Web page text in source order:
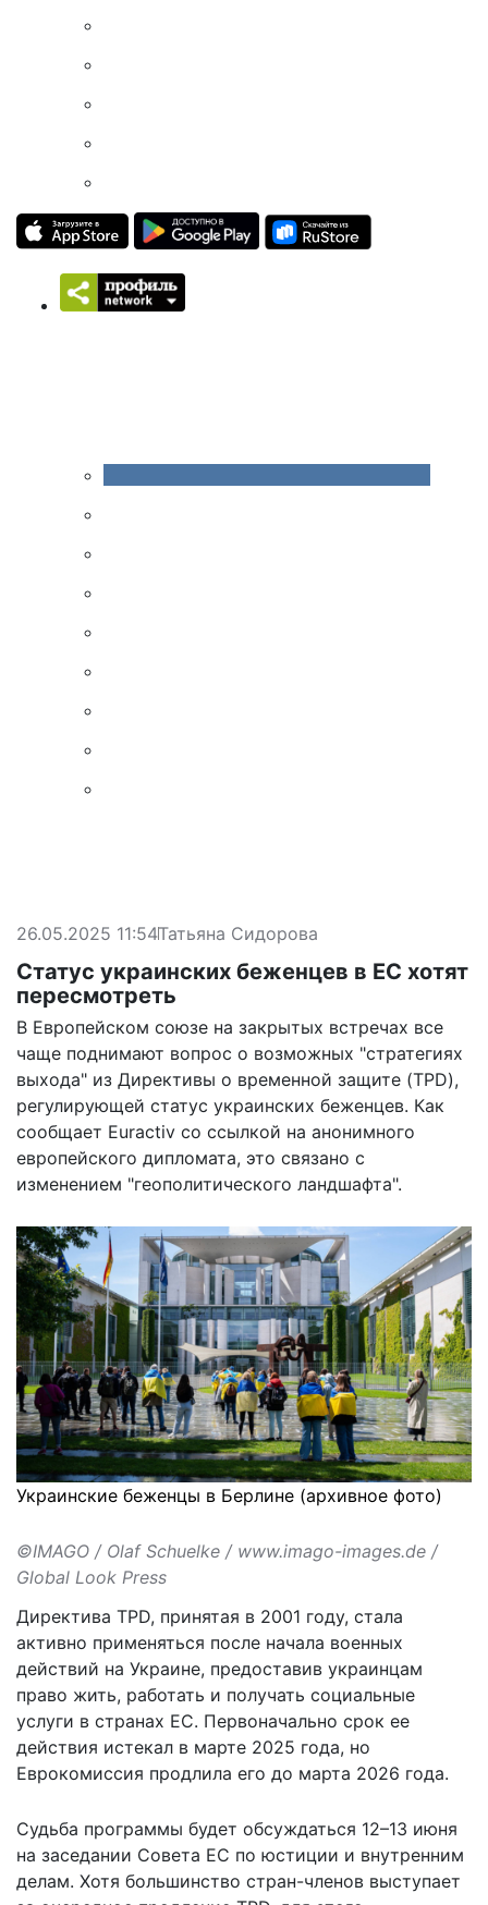
26.05.2025 11:54Татьяна Сидорова
Статус украинских беженцев в ЕС хотят
пересмотреть
В Европейском союзе на закрытых встречах все
чаще поднимают вопрос о возможных "стратегиях
выхода" из Директивы о временной защите (TPD),
регулирующей статус украинских беженцев. Как
сообщает Euractiv со ссылкой на анонимного
европейского дипломата, это связано с
изменением "геополитического ландшафта".
Украинские беженцы в Берлине (архивное фото)
©IMAGO / Olaf Schuelke / www.imago-images.de /
Global Look Press
Директива TPD, принятая в 2001 году, стала
активно применяться после начала военных
действий на Украине, предоставив украинцам
право жить, работать и получать социальные
услуги в странах ЕС. Первоначально срок ее
действия истекал в марте 2025 года, но
Еврокомиссия продлила его до марта 2026 года.
Судьба программы будет обсуждаться 12–13 июня
на заседании Совета ЕС по юстиции и внутренним
делам. Хотя большинство стран-членов выступает